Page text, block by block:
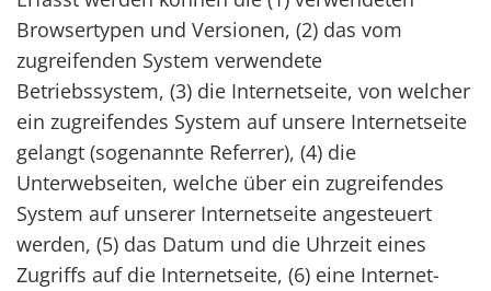
Browsertypen und Versionen, (2) das vom
zugreifenden System verwendete
Betriebssystem, (3) die Internetseite, von welcher
ein zugreifendes System auf unsere Internetseite
gelangt (sogenannte Referrer), (4) die
Unterwebseiten, welche über ein zugreifendes
System auf unserer Internetseite angesteuert
werden, (5) das Datum und die Uhrzeit eines
Zugriffs auf die Internetseite, (6) eine Internet-